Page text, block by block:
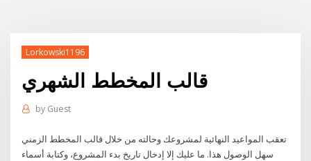
Lorkowski1196
قالب المخطط الشهري
by Guest
تعقب المواعيد النهائية لمشروعك وحالته من خلال قالب المخطط الزمني
سهل الوصول هذا. ما عليك إلا إدخال تاريخ بدء المشروع، وكتابة أسماء